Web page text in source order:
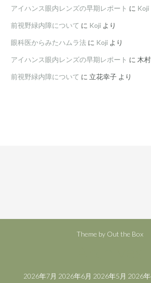
アイハンス眼内レンズの早期レポート に Koji
前視野緑内障について に Koji より
眼科医からみたハムラ法 に Koji より
アイハンス眼内レンズの早期レポート に 木
前視野緑内障について に 立花幸子 より
Theme by Out the Box
2026年7月 2026年6月 2026年5月 2026年